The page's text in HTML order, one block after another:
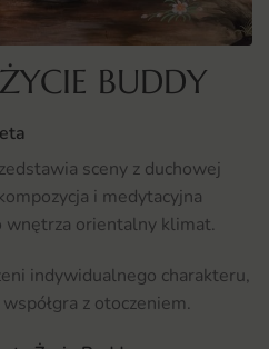
BUDDY
sceny z duchowej
i medytacyjna
wnętrza orientalny klimat.
indywidualnego charakteru,
z otoczeniem.